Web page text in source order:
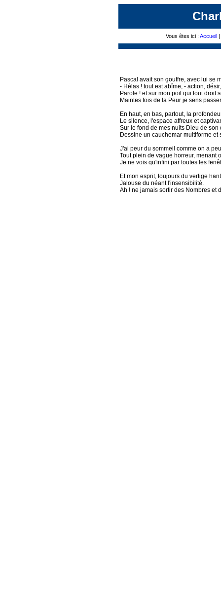
Vous êtes ici : Accueil|
Pascal avait son gouffre, avec lui se
- Hélas ! tout est abîme, - action,
Parole ! et sur mon poil qui tout droit
Maintes fois de la Peur je sens
En haut, en bas, partout, la
Le silence, l'espace affreux et
Sur le fond de mes nuits Dieu de son
Dessine un cauchemar multiforme et
J'ai peur du sommeil comme on a
Tout plein de vague horreur, menant
Je ne vois qu'infini par toutes les
Et mon esprit, toujours du vertige
Jalouse du néant l'insensibilité.
Ah ! ne jamais sortir des Nombres et